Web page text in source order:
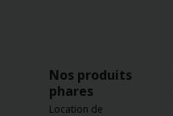
Nos produits
phares
Location de